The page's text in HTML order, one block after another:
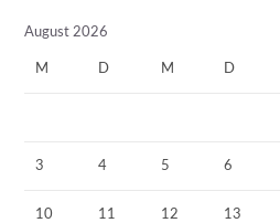
August 2026
M D M D
3 4 5 6
10 11 12 13